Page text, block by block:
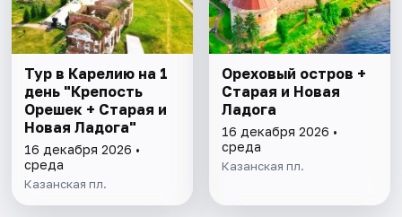
Тур в Карелию на 1
день "Крепость
Орешек + Старая и
Новая Ладога"
16 декабря 2026 •
среда
Казанская пл.
Ореховый остров +
Старая и Новая
Ладога
16 декабря 2026 •
среда
Казанская пл.